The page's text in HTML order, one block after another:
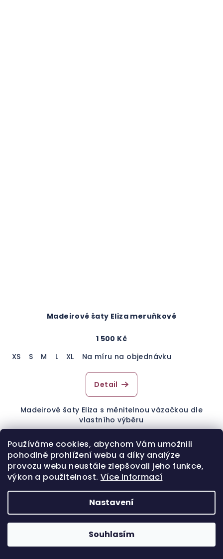
Používáme cookies, abychom Vám umožnili
pohodlné prohlížení webu a díky analýze
provozu webu neustále zlepšovali jeho funkce,
výkon a použitelnost. Více informací
Nastavení
Souhlasím
Madeirové šaty Eliza meruňkové
1 500 Kč
XS
S M L XL Na míru na objednávku
Detail
Madeirové šaty Eliza s měnitelnou vázačkou dle
vlastního výběru
Odebírat newsletter
Vložením e-mailu souhlasíte spodmínkami
ochrany osobních údajů